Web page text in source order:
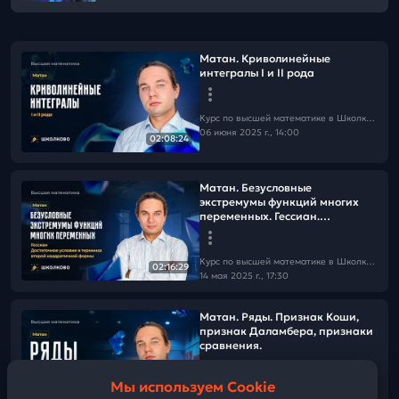
02:08:24
Матан. Криволинейные
интегралы I и II рода
Курс по высшей математике в Школково с Антоном Загривиным
06 июня 2025 г., 14:00
02:16:29
Матан. Безусловные
экстремумы функций многих
переменных. Гессиан.
Достаточное условие
экстремума.
Курс по высшей математике в Школково с Антоном Загривиным
14 мая 2025 г., 17:30
02:10:35
Матан. Ряды. Признак Коши,
признак Даламбера, признаки
сравнения.
Мы используем Cookie